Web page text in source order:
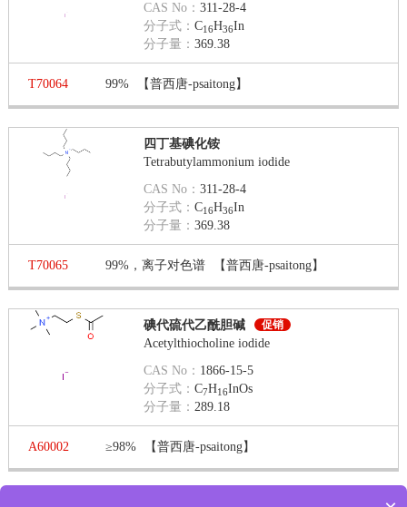
CAS No：311-28-4
分子式：C16H36In
分子量：369.38
T70064 99% 【普西唐-psaitong】
四丁基碘化铵
Tetrabutylammonium iodide
CAS No：311-28-4
分子式：C16H36In
分子量：369.38
T70065 99%，离子对色谱 【普西唐-psaitong】
碘代硫代乙酰胆碱 促销
Acetylthiocholine iodide
CAS No： 1866-15-5
分子式：C7H16InOs
分子量：289.18
A60002 ≥98% 【普西唐-psaitong】